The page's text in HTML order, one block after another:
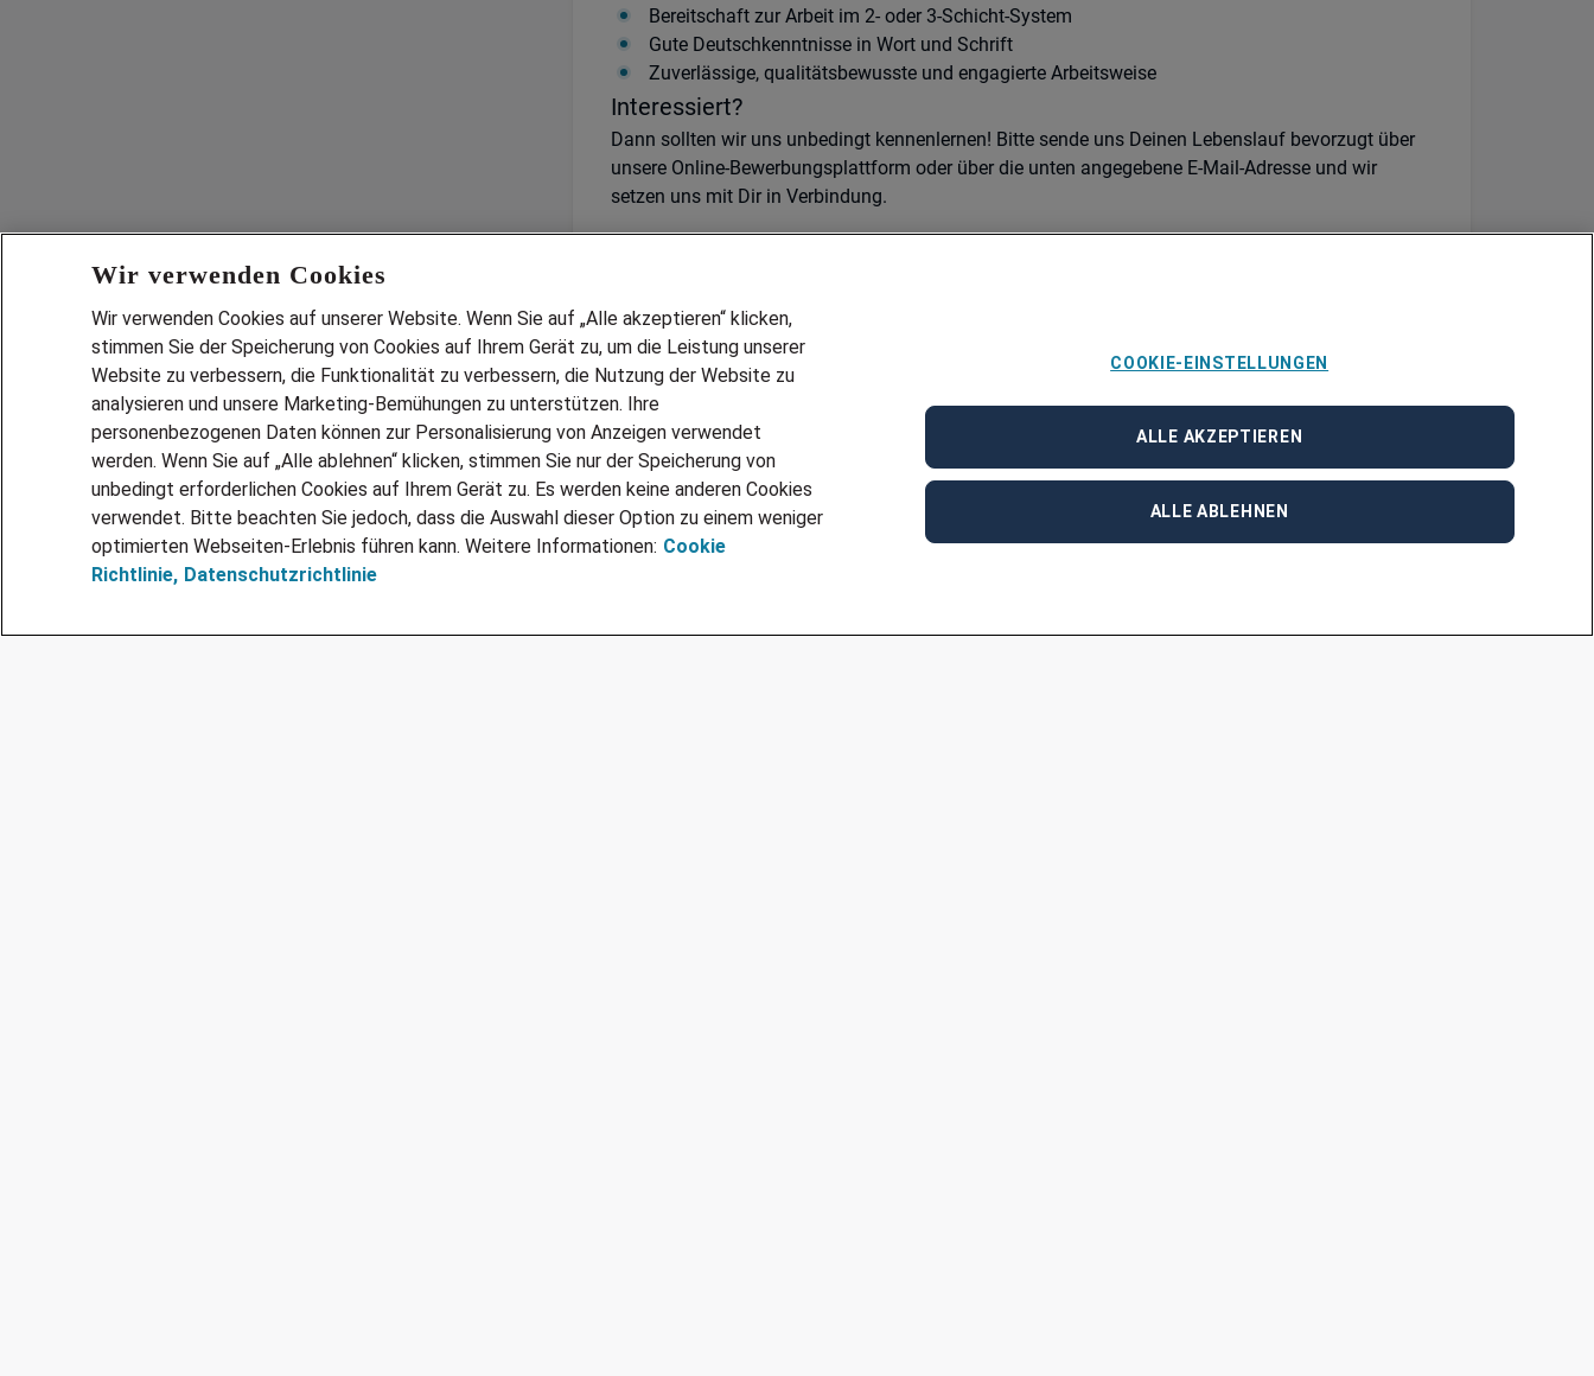
Bereitschaft zur Arbeit im 2- oder 3-Schicht-System
Gute Deutschkenntnisse in Wort und Schrift
Zuverlässige, qualitätsbewusste und engagierte Arbeitsweise
Interessiert?
Dann sollten wir uns unbedingt kennenlernen! Bitte sende uns Deinen Lebenslauf bevorzugt über
unsere Online-Bewerbungsplattform oder über die unten angegebene E-Mail-Adresse und wir
setzen uns mit Dir in Verbindung.
Kontakt
Adecco Personaldienstleistungen GmbH
Waldhofer Str. 102
69123 Heidelberg
Telefon+49 62 213375 413
E-Mailheidelberg@adecco.de
RefJN -062026-1109684
Wir verwenden Cookies
Wir verwenden Cookies auf unserer Website. Wenn Sie auf „Alle akzeptieren“ klicken,
stimmen Sie der Speicherung von Cookies auf Ihrem Gerät zu, um die Leistung unserer
Website zu verbessern, die Funktionalität zu verbessern, die Nutzung der Website zu
analysieren und unsere Marketing-Bemühungen zu unterstützen. Ihre
personenbezogenen Daten können zur Personalisierung von Anzeigen verwendet
werden. Wenn Sie auf „Alle ablehnen“ klicken, stimmen Sie nur der Speicherung von
unbedingt erforderlichen Cookies auf Ihrem Gerät zu. Es werden keine anderen Cookies
verwendet. Bitte beachten Sie jedoch, dass die Auswahl dieser Option zu einem weniger
optimierten Webseiten-Erlebnis führen kann. Weitere Informationen: Cookie
Richtlinie, Datenschutzrichtlinie
COOKIE-EINSTELLUNGEN
ALLE ABLEHNEN
ALLE AKZEPTIEREN